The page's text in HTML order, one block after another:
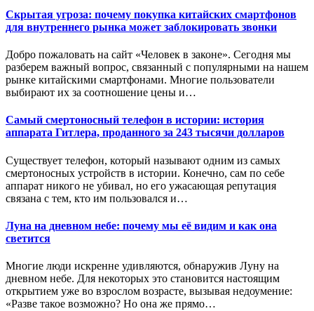
Скрытая угроза: почему покупка китайских смартфонов
для внутреннего рынка может заблокировать звонки
Добро пожаловать на сайт «Человек в законе». Сегодня мы
разберем важный вопрос, связанный с популярными на нашем
рынке китайскими смартфонами. Многие пользователи
выбирают их за соотношение цены и…
Самый смертоносный телефон в истории: история
аппарата Гитлера, проданного за 243 тысячи долларов
Существует телефон, который называют одним из самых
смертоносных устройств в истории. Конечно, сам по себе
аппарат никого не убивал, но его ужасающая репутация
связана с тем, кто им пользовался и…
Луна на дневном небе: почему мы её видим и как она
светится
Многие люди искренне удивляются, обнаружив Луну на
дневном небе. Для некоторых это становится настоящим
открытием уже во взрослом возрасте, вызывая недоумение:
«Разве такое возможно? Но она же прямо…